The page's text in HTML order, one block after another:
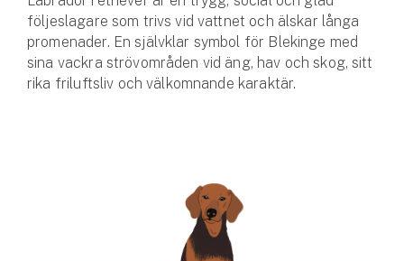
Företag
Företagsförsäkring
Bilförsäkring för företag
följeslagare som trivs vid vattnet och älskar långa
promenader. En självklar symbol för Blekinge med
sina vackra strövområden vid äng, hav och skog, sitt
rika friluftsliv och välkomnande karaktär.